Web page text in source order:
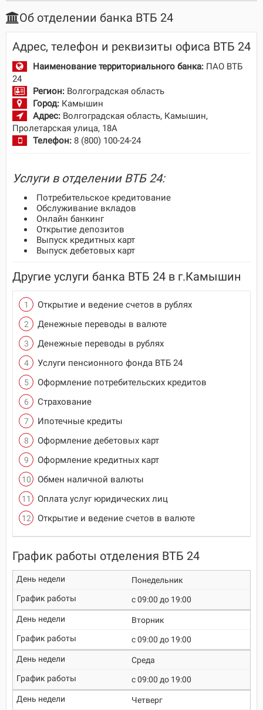
Об отделении банка ВТБ 24
Адрес, телефон и реквизиты офиса ВТБ 24
Наименование территориального банка: ПАО ВТБ
24
Регион: Волгоградская область
Город: Камышин
Адрес: Волгоградская область, Камышин,
Пролетарская улица, 18А
Телефон: 8 (800) 100-24-24
Услуги в отделении ВТБ 24:
Потребительское кредитование
Обслуживание вкладов
Онлайн банкинг
Открытие депозитов
Выпуск кредитных карт
Выпуск дебетовых карт
Другие услуги банка ВТБ 24 в г.Камышин
Открытие и ведение счетов в рублях
Денежные переводы в валюте
Денежные переводы в рублях
Услуги пенсионного фонда ВТБ 24
Оформление потребительских кредитов
Страхование
Ипотечные кредиты
Оформление дебетовых карт
Оформление кредитных карт
Обмен наличной валюты
Оплата услуг юридических лиц
Открытие и ведение счетов в валюте
График работы отделения ВТБ 24
Понедельник
c 09:00 до 19:00
Вторник
c 09:00 до 19:00
Среда
c 09:00 до 19:00
Четверг